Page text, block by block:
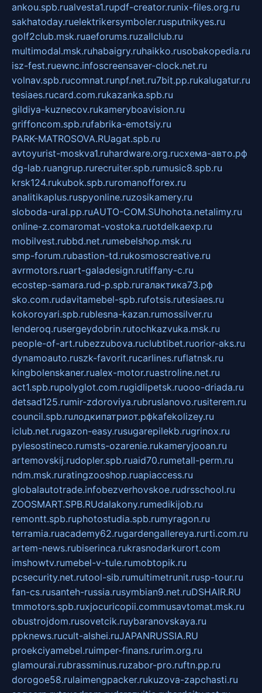
ankou.spb.rualvesta1.rupdf-creator.runix-files.org.ru
sakhatoday.ruelektrikersymboler.rusputnikyes.ru
golf2club.msk.ruaeforums.ruzallclub.ru
multimodal.msk.ruhabaigry.ruhaikko.rusobakopedia.ru
isz-fest.ruewnc.infoscreensaver-clock.net.ru
volnav.spb.rucomnat.runpf.net.ru7bit.pp.rukalugatur.ru
tesiaes.rucard.com.rukazanka.spb.ru
gildiya-kuznecov.rukameryboavision.ru
griffoncom.spb.rufabrika-emotsiy.ru
PARK-MATROSOVA.RUagat.spb.ru
avtoyurist-moskva1.ruhardware.org.ruсхема-авто.рф
dg-lab.ruangrup.rurecruiter.spb.rumusic8.spb.ru
krsk124.rukubok.spb.ruromanofforex.ru
analitikaplus.ruspyonline.ruzosikamery.ru
sloboda-ural.pp.ruAUTO-COM.SUhohota.netalimy.ru
online-z.comaromat-vostoka.ruotdelkaexp.ru
mobilvest.rubbd.net.rumebelshop.msk.ru
smp-forum.rubastion-td.rukosmoscreative.ru
avrmotors.ruart-galadesign.rutiffany-c.ru
ecostep-samara.rud-p.spb.ruгалактика73.рф
sko.com.rudavitamebel-spb.rufotsis.rutesiaes.ru
kokoroyari.spb.rublesna-kazan.rumossilver.ru
lenderoq.rusergeydobrin.rutochkazvuka.msk.ru
people-of-art.rubezzubova.ruclubtibet.ruorior-aks.ru
dynamoauto.ruszk-favorit.rucarlines.ruflatnsk.ru
kingbolenskaner.rualex-motor.ruastroline.net.ru
act1.spb.rupolyglot.com.rugidlipetsk.ruooo-driada.ru
detsad125.rumir-zdoroviya.rubruslanovo.rusiterem.ru
council.spb.ruлодкипатриот.рфkafekolizey.ru
iclub.net.rugazon-easy.rusugarepilekb.rugrinox.ru
pylesostineco.rumsts-ozarenie.rukameryjooan.ru
artemovskij.rudopler.spb.ruaid70.rumetall-perm.ru
ndm.msk.ruratingzooshop.ruapiaccess.ru
globalautotrade.infobezverhovskoe.rudrsschool.ru
ZOOSMART.SPB.RUdalakony.rumedikijob.ru
remontt.spb.ruphotostudia.spb.rumyragon.ru
terramia.ruacademy62.rugardengallereya.rurti.com.ru
artem-news.rubiserinca.rukrasnodarkurort.com
imshowtv.rumebel-v-tule.rumobtopik.ru
pcsecurity.net.rutool-sib.rumultimetrunit.rusp-tour.ru
fan-cs.rusanteh-russia.rusymbian9.net.ruDSHAIR.RU
tmmotors.spb.ruxjocuricopii.commusavtomat.msk.ru
obustrojdom.rusovetcik.ruybaranovskaya.ru
ppknews.rucult-alshei.ruJAPANRUSSIA.RU
proekciyamebel.ruimper-finans.rurim.org.ru
glamourai.rubrassminus.ruzabor-pro.ruftn.pp.ru
dorogoe58.rulaimengpacker.rukuzova-zapchasti.ru